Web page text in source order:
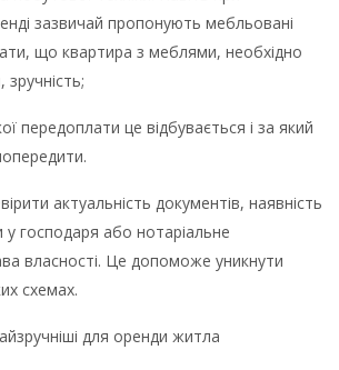
зазвичай пропонують мебльовані
що квартира з меблями, необхідно
зручність;
передоплати це відбувається і за який
актуальність документів, наявність
господаря або нотаріальне
власності. Це допоможе уникнути
схемах.
для оренди житла